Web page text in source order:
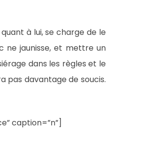
à lui, se charge de le
ne jaunisse, et mettre un
dans les règles et le
pas davantage de soucis.
caption=”n”]